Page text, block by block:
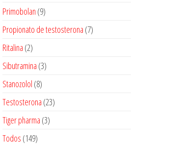
produtos
Primobolan 99
produtos
Propionato de testosterona 77
Ritalina 22
produtos
Sibutramina 33
Stanozolol 88
produtos
Testosterona 2323
Tiger pharma 33
Todos 149149